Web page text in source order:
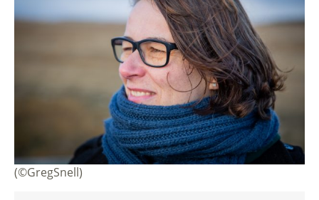
(©GregSnell)